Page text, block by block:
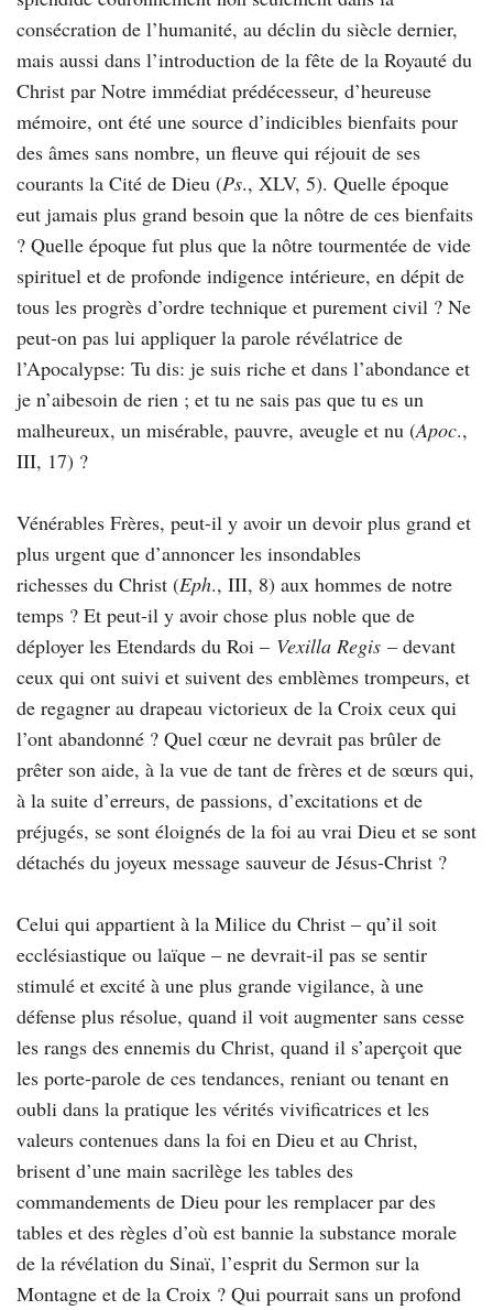
consécration de l’humanité, au déclin du siècle dernier,
mais aussi dans l’introduction de la fête de la Royauté du
Christ par Notre immédiat prédécesseur, d’heureuse
mémoire, ont été une source d’indicibles bienfaits pour
des âmes sans nombre, un fleuve qui réjouit de ses
courants la Cité de Dieu (Ps., XLV, 5). Quelle époque
eut jamais plus grand besoin que la nôtre de ces bienfaits
? Quelle époque fut plus que la nôtre tourmentée de vide
spirituel et de profonde indigence intérieure, en dépit de
tous les progrès d’ordre technique et purement civil ? Ne
peut-on pas lui appliquer la parole révélatrice de
l’Apocalypse: Tu dis: je suis riche et dans l’abondance et
je n’aibesoin de rien ; et tu ne sais pas que tu es un
malheureux, un misérable, pauvre, aveugle et nu (Apoc.,
III, 17) ?
Vénérables Frères, peut-il y avoir un devoir plus grand et
plus urgent que d’annoncer les insondables
richesses du Christ (Eph., III, 8) aux hommes de notre
temps ? Et peut-il y avoir chose plus noble que de
déployer les Etendards du Roi – Vexilla Regis – devant
ceux qui ont suivi et suivent des emblèmes trompeurs, et
de regagner au drapeau victorieux de la Croix ceux qui
l’ont abandonné ? Quel cœur ne devrait pas brûler de
prêter son aide, à la vue de tant de frères et de sœurs qui,
à la suite d’erreurs, de passions, d’excitations et de
préjugés, se sont éloignés de la foi au vrai Dieu et se sont
détachés du joyeux message sauveur de Jésus-Christ ?
Celui qui appartient à la Milice du Christ – qu’il soit
ecclésiastique ou laïque – ne devrait-il pas se sentir
stimulé et excité à une plus grande vigilance, à une
défense plus résolue, quand il voit augmenter sans cesse
les rangs des ennemis du Christ, quand il s’aperçoit que
les porte-parole de ces tendances, reniant ou tenant en
oubli dans la pratique les vérités vivificatrices et les
valeurs contenues dans la foi en Dieu et au Christ,
brisent d’une main sacrilège les tables des
commandements de Dieu pour les remplacer par des
tables et des règles d’où est bannie la substance morale
de la révélation du Sinaï, l’esprit du Sermon sur la
Montagne et de la Croix ? Qui pourrait sans un profond